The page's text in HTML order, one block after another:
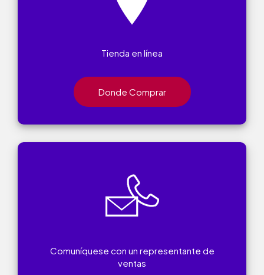
Tienda en línea
Donde Comprar
Comuníquese con un representante de
ventas